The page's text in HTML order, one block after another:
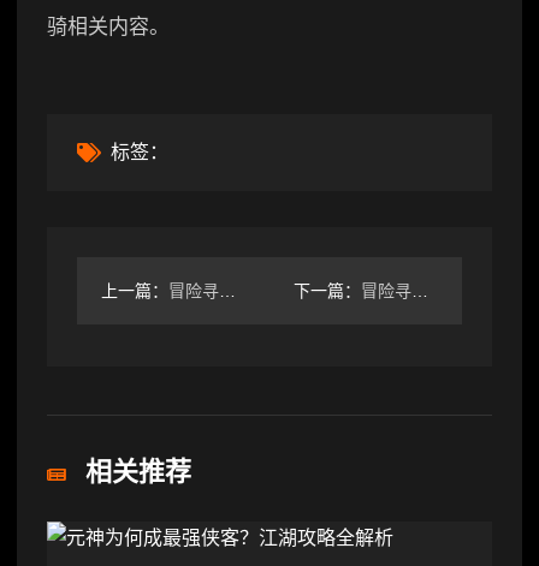
骑相关内容。
标签：
上一篇： 冒险寻宝然后打败魔王【攻略】S6赛季4刺客攻略 下一篇： 冒险寻宝然后打败魔王萌新休闲玩家5天开荒到挂机100层开荒心
相关推荐